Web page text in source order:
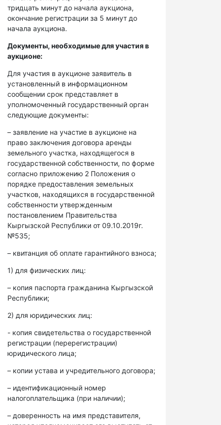
тридцать минут до начала аукциона,
окончание регистрации за 5 минут до
начала аукциона.
Документы, необходимые для участия в
аукционе:
Для участия в аукционе заявитель в
установленный в информационном
сообщении срок представляет в
уполномоченный государственный орган
следующие документы:
– заявление на участие в аукционе на
право заключения договора аренды
земельного участка, находящегося в
государственной собственности, по форме
согласно приложению 2 Положения о
порядке предоставления земельных
участков, находящихся в государственной
собственности утвержденным
постановлением Правительства
Кыргызской Республики от 09.10.2019г.
№535;
– квитанция об оплате гарантийного взноса;
1) для физических лиц:
– копия паспорта гражданина Кыргызской
Республики;
2) для юридических лиц:
- копия свидетельства о государственной
регистрации (перерегистрации)
юридического лица;
– копии устава и учредительного договора;
– идентификационный номер
налогоплательщика (при наличии);
– доверенность на имя представителя,